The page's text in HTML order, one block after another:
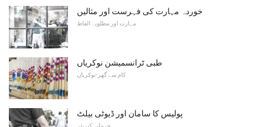
خوردہ مہارت کی فہرست اور مثالیں
مہارت اور مطلوبہ الفاظ
طبی ٹرانسمیشن نوکریاں
کام سے گھر-نوکریاں
پولیس کا سامان اور ڈیوٹی بیلٹ